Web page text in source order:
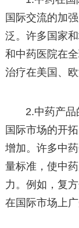
国际交流的加
泛。许多国家
和中药医院在
治疗在美国、
2.中药产
国际市场的开
增加。许多中
量标准，使中
力。例如，复
在国际市场上广